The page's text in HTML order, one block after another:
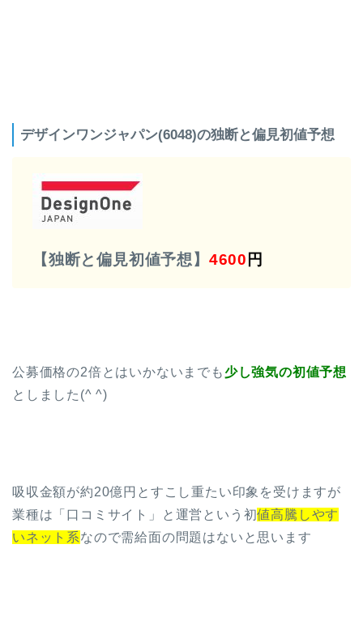
デザインワンジャパン(6048)の独断と偏見初値予想
【独断と偏見初値予想】 4600 円
公募価格の2倍とはいかないまでも少し強気の初値予想
としました(^ ^)
吸収金額が約20億円とすこし重たい印象を受けますが
業種は「口コミサイト」と運営という初値高騰しやす
いネット系なので需給面の問題はないと思います